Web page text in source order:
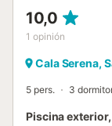
10,0
1 opinión
Cala Serena,
5 pers. 3
Piscina